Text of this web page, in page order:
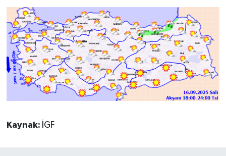
Kaynak: İGF